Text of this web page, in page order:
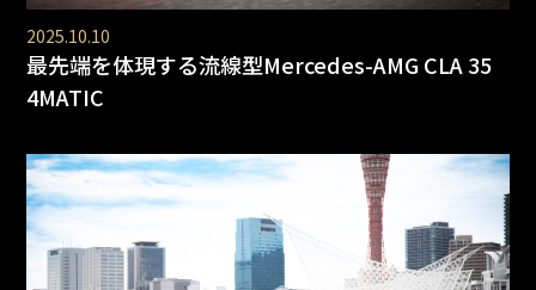
2025.10.10
最先端を体現する流線型Mercedes-AMG CLA 35
4MATIC